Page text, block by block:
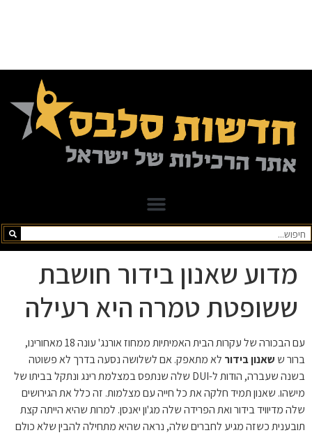
מדוע שאנון בידור חושבת
ששופטת טמרה היא רעילה
עם הבכורה של עקרות הבית האמיתיות ממחוז אורנג' עונה 18 מאחורינו,
ברור ש שאנון בידור לא מתאפק. אם לשלושה נסעה בדרך לא פשוטה
בשנה שעברה, הודות ל-DUI שלה שנתפס במצלמת רינג ונתקל בביתו של
מישהו. שאנון תמיד חלקה את כל חייה עם מצלמות. זה כלל את הגירושים
שלה מדיוויד בידור ואת הפרידה שלה מג'ון יאנסן. למרות שהיא הייתה קצת
תובענית כשזה מגיע לחברים שלה, נראה שהיא מתחילה להבין שלא כולם